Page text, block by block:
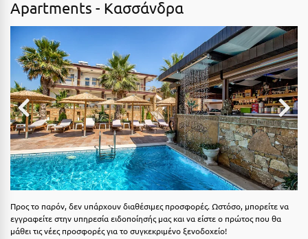
Αιδηψός
Αλεξανδρούπολη
Αλισσός Αχαΐας
Αλόννησος
Αμαλιάδα
Αμάρυνθος
Αμοργός
Αμφίκλεια
Ανάβυσσος
ΤΎΠΟΣ ΔΙΑΤΡΟΦΉΣ
Διαμονή Μόνο
Πρωινό
Ημιδιατροφή
Ημιδιατροφή + Ποτά
Πλήρης Διατροφή
All Inclusive
Ένα Γεύμα
Δύο Γεύματα + Ποτά
Apartments - Κασσάνδρα
Προς το παρόν, δεν υπάρχουν διαθέσιμες προσφορές. Ωστόσο, μπορείτε να
εγγραφείτε στην υπηρεσία ειδοποίησής μας και να είστε ο πρώτος που θα
μάθει τις νέες προσφορές για το συγκεκριμένο ξενοδοχείο!